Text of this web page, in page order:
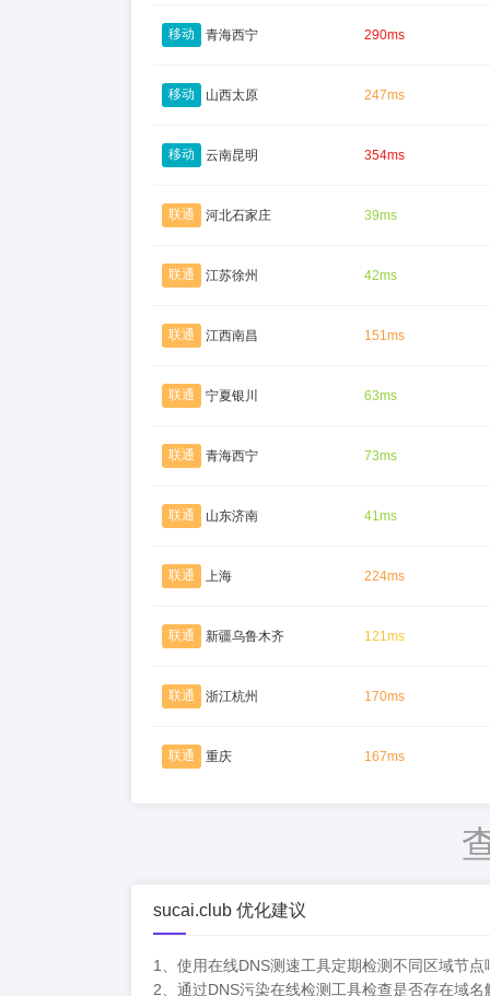
移动 青海西宁 290ms
移动 山西太原 247ms
移动 云南昆明 354ms
联通 河北石家庄 39ms
联通 江苏徐州 42ms
联通 江西南昌 151ms
联通 宁夏银川 63ms
联通 青海西宁 73ms
联通 山东济南 41ms
联通 上海 224ms
联通 新疆乌鲁木齐 121ms
联通 浙江杭州 170ms
联通 重庆 167ms
sucai.club 优化建议
1、使用在线DNS测速工具定期检测不同区域节
2、通过DNS污染在线检测工具检查是否存在域